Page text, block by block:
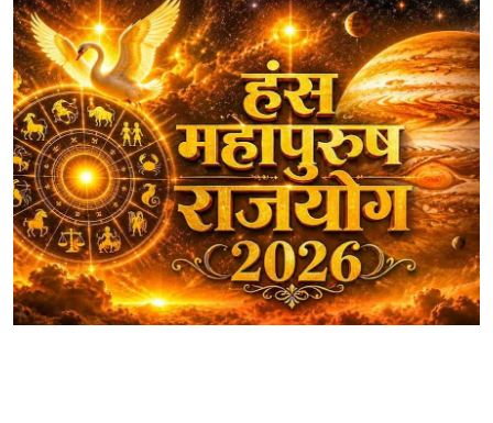
धर्म
लाइफस्टाइल
टेक